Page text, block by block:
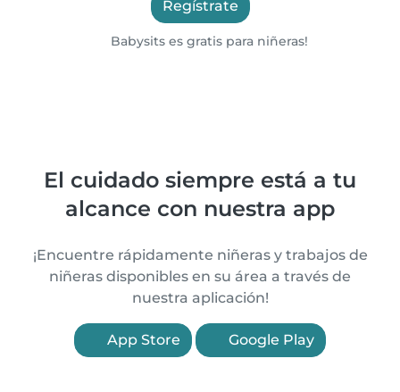
Regístrate
Babysits es gratis para niñeras!
El cuidado siempre está a tu
alcance con nuestra app
¡Encuentre rápidamente niñeras y trabajos de
niñeras disponibles en su área a través de
nuestra aplicación!
App Store Google Play